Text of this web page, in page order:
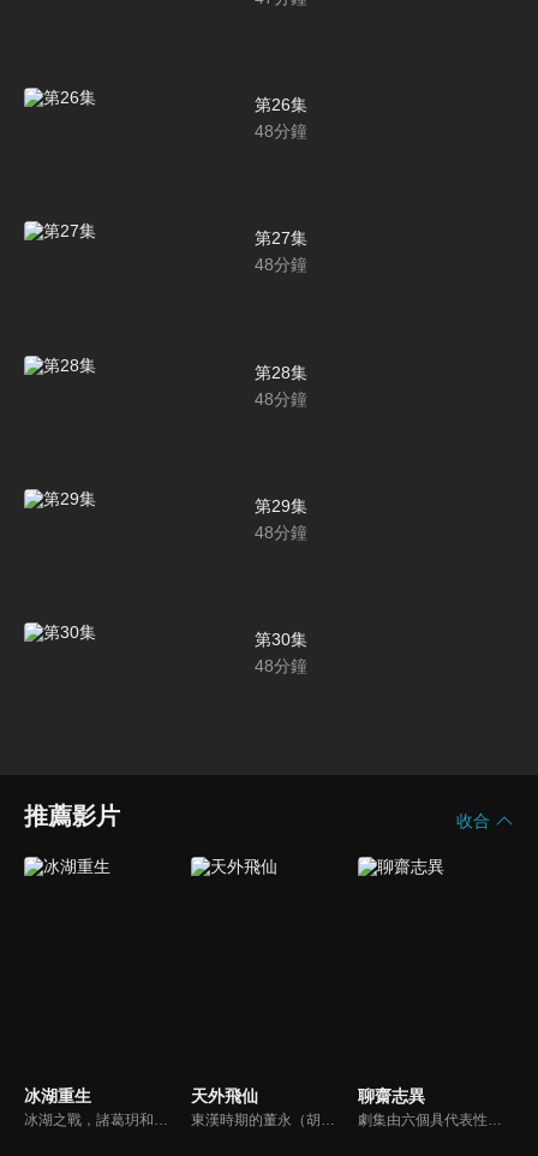
第26集
48分鐘
第27集
48分鐘
第28集
48分鐘
第29集
48分鐘
第30集
48分鐘
推薦影片 收合
冰湖重生 天外飛仙 聊齋志異